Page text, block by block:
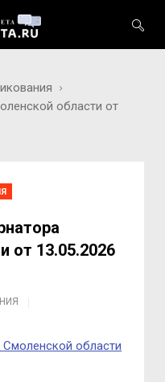
области от
от 13.05.2026
области